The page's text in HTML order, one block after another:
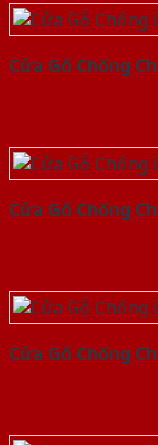
Cửa Gỗ Chống
Cửa Gỗ Chống
Cửa Gỗ Chống